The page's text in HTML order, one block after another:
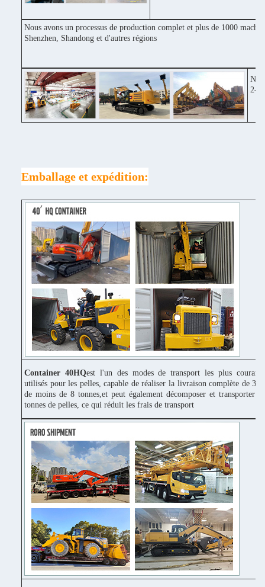
Nous avons un processus de production complet et plus de 1000
Shenzhen, Shandong et d'autres régions
2-3
Emballage et expédition:
Container 40HQest l'un des modes de transport les plus
utilisés pour les pelles, capable de réaliser la livraison complète de 3
de moins de 8 tonnes,et peut également décomposer et transporter
tonnes de pelles, ce qui réduit les frais de transport